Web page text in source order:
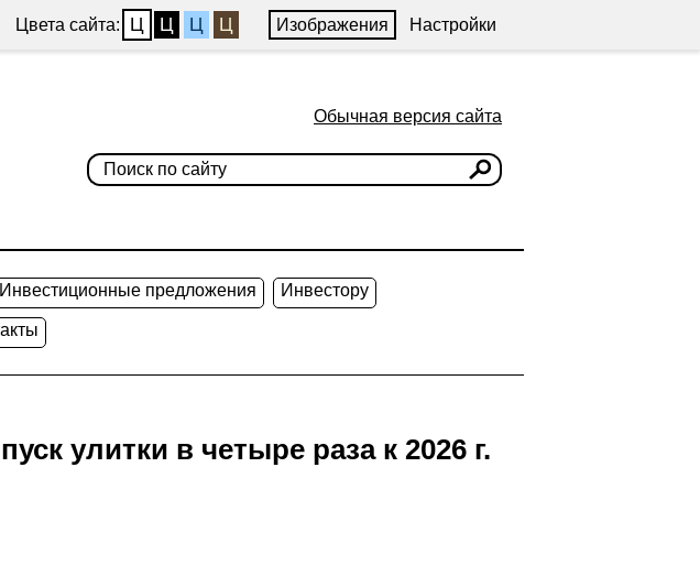
Цвета сайта: Ц Ц Ц Ц Изображения Настройки
Обычная версия сайта
Инвестиционные предложения Инвестору
улитки в четыре раза к 2026 г.